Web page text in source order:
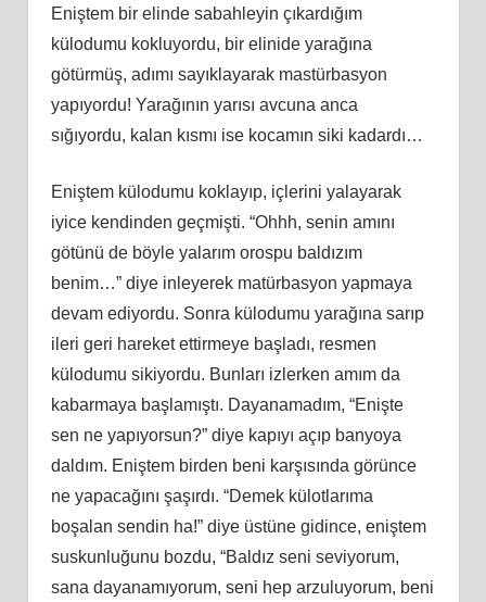
Eniştem bir elinde sabahleyin çıkardığım
külodumu kokluyordu, bir elinide yarağına
götürmüş, adımı sayıklayarak mastürbasyon
yapıyordu! Yarağının yarısı avcuna anca
sığıyordu, kalan kısmı ise kocamın siki kadardı…
Eniştem külodumu koklayıp, içlerini yalayarak
iyice kendinden geçmişti. “Ohhh, senin amını
götünü de böyle yalarım orospu baldızım
benim…” diye inleyerek matürbasyon yapmaya
devam ediyordu. Sonra külodumu yarağına sarıp
ileri geri hareket ettirmeye başladı, resmen
külodumu sikiyordu. Bunları izlerken amım da
kabarmaya başlamıştı. Dayanamadım, “Enişte
sen ne yapıyorsun?” diye kapıyı açıp banyoya
daldım. Eniştem birden beni karşısında görünce
ne yapacağını şaşırdı. “Demek külotlarıma
boşalan sendin ha!” diye üstüne gidince, eniştem
suskunluğunu bozdu, “Baldız seni seviyorum,
sana dayanamıyorum, seni hep arzuluyorum, beni